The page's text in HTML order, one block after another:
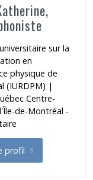
sur la
en
physique de
(IURDPM) |
Centre-
de-Montréal -
profil
Katherine